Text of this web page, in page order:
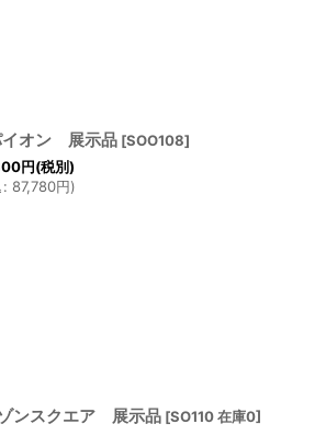
オン 展示品 [SOO108]
円(税別)
: 87,780円)
ンスクエア 展示品 [SO110 在庫0]